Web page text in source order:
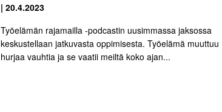
| 20.4.2023
Työelämän rajamailla -podcastin uusimmassa jaksossa
keskustellaan jatkuvasta oppimisesta. Työelämä muuttuu
hurjaa vauhtia ja se vaatii meiltä koko ajan...